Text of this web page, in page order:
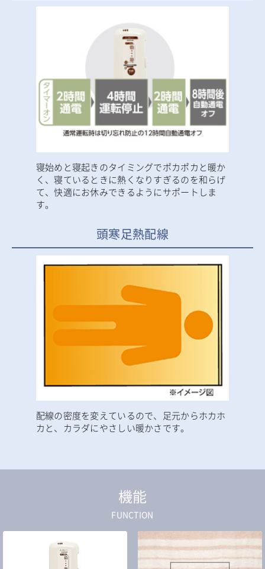
寝始めと寝起きのタイミングでポカポカと暖か
く、寝ているときに熱くなりすぎるのを和らげ
て、快適にお休みできるようにサポートしま
す。
頭寒足熱配線
配線の密度を変えているので、足元からホカホ
カと、カラダにやさしい暖かさです。
機能
FUNCTION